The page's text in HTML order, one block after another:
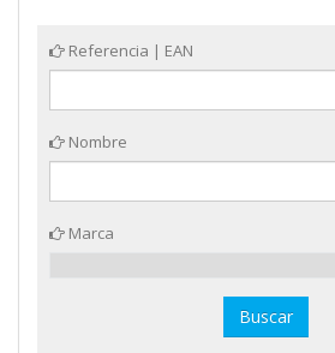
Referencia | EAN
Nombre
Marca